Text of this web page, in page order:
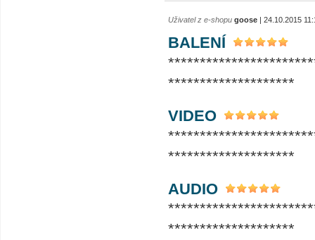
Uživatel z e-shopu goose | 24.10.2015
BALENÍ
********************
VIDEO
********************
AUDIO
********************